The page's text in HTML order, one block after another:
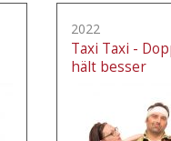
2022
Taxi Taxi -
hält besser